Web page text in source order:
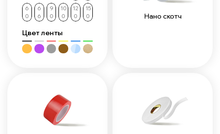
6
0
6
6
9
0
10
0
12
0
15
0
Цвет ленты
Нано скотч